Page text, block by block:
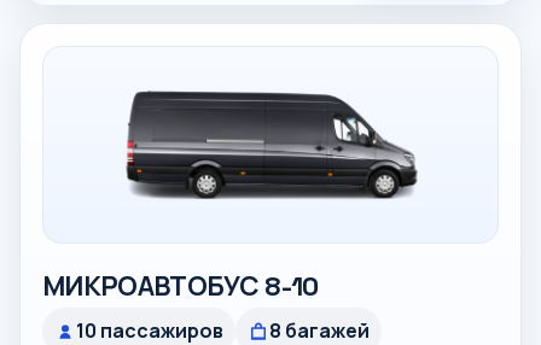
МИКРОАВТОБУС 8-10
10 пассажиров
8 багажей